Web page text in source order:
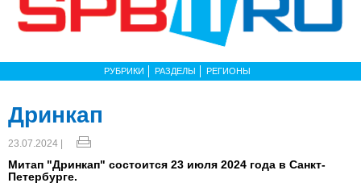
РУБРИКИ РАЗДЕЛЫ РЕГИОНЫ
Дринкап
23.07.2024 |
Митап "Дринкап" состоится 23 июля 2024 года в Санкт-
Петербурге.